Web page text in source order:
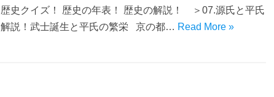
歴史クイズ！ 歴史の年表！ 歴史の解説！ ＞07.源氏と平氏
解説！武士誕生と平氏の繁栄 京の都… Read More »